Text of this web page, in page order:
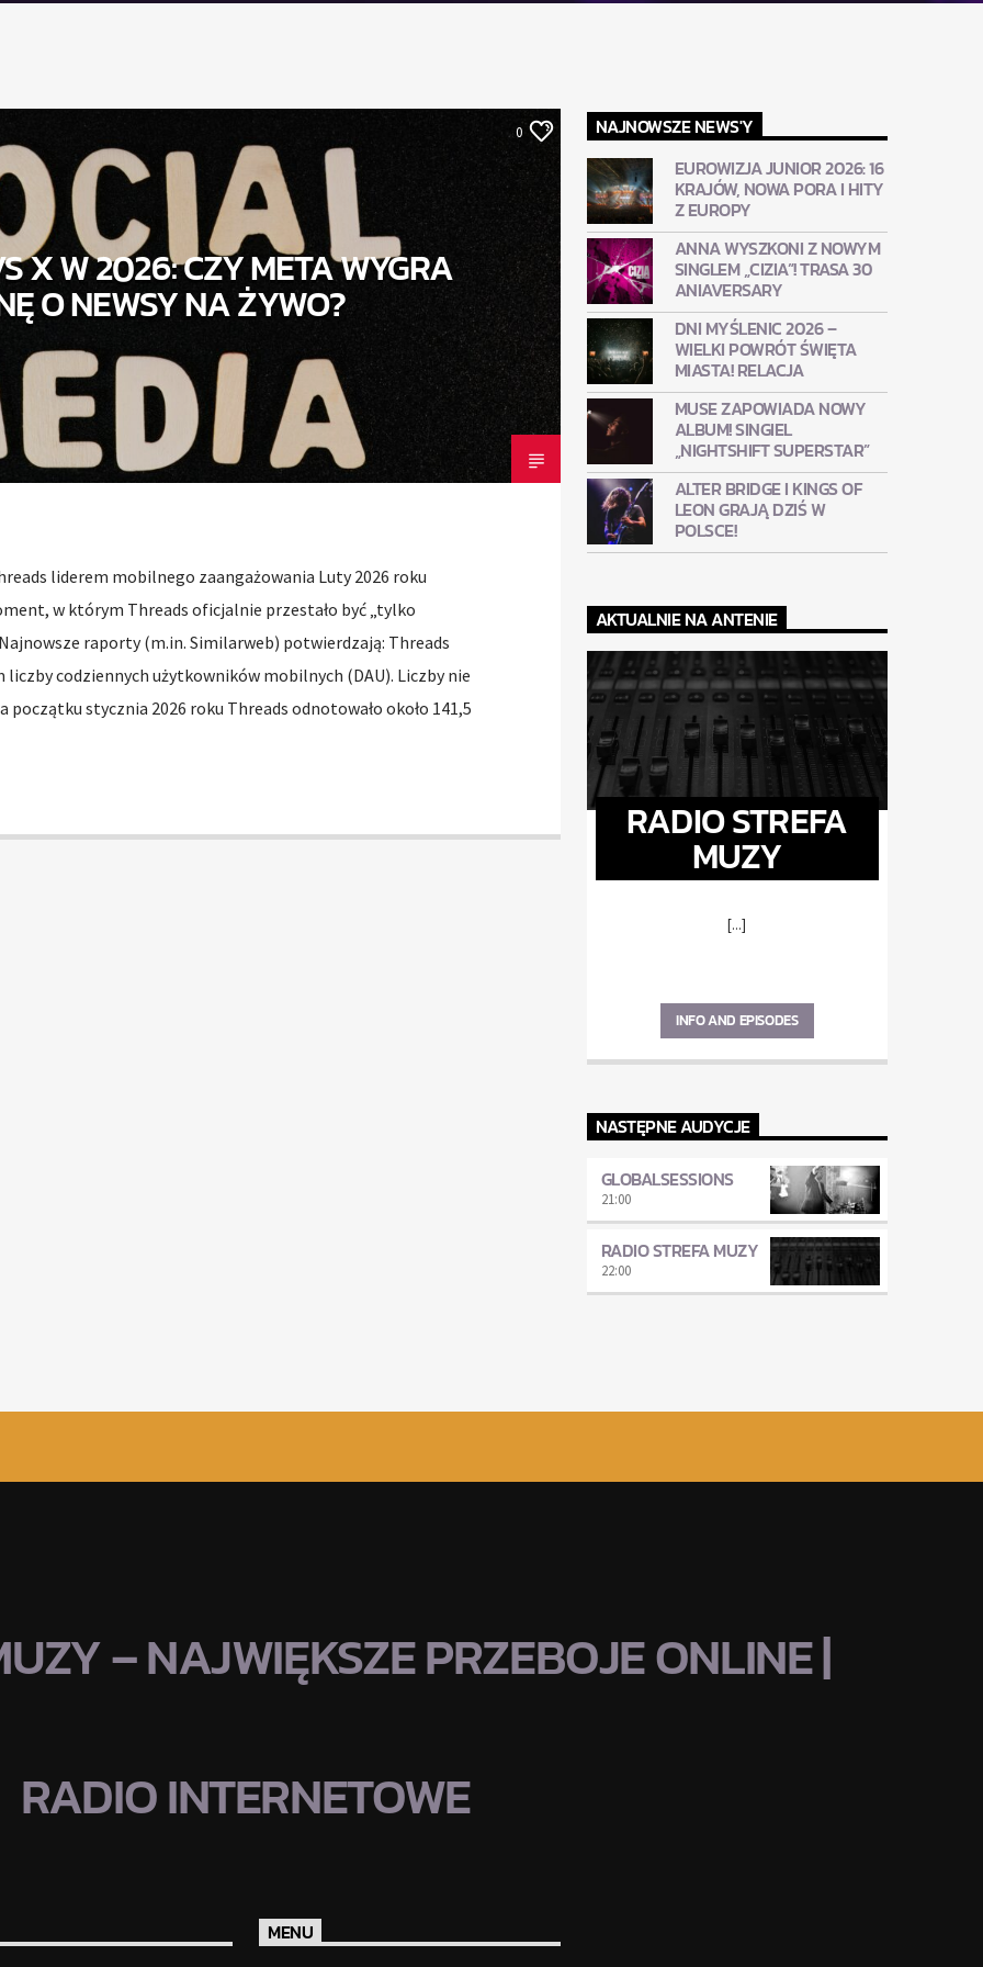
0
X W 2026: CZY META WYGRA
O NEWSY NA ŻYWO?
liderem mobilnego zaangażowania Luty 2026 roku
w którym Threads oficjalnie przestało być „tylko
raporty (m.in. Similarweb) potwierdzają: Threads
liczby codziennych użytkowników mobilnych (DAU). Liczby nie
początku stycznia 2026 roku Threads odnotowało około 141,5
NAJNOWSZE NEWS'Y
EUROWIZJA JUNIOR 2026: 16
KRAJÓW, NOWA PORA I HITY
Z EUROPY
ANNA WYSZKONI Z NOWYM
SINGLEM „CIZIA”! TRASA 30
ANIAVERSARY
DNI MYŚLENIC 2026 –
WIELKI POWRÓT ŚWIĘTA
MIASTA! RELACJA
MUSE ZAPOWIADA NOWY
ALBUM! SINGIEL
„NIGHTSHIFT SUPERSTAR”
ALTER BRIDGE I KINGS OF
LEON GRAJĄ DZIŚ W
POLSCE!
AKTUALNIE NA ANTENIE
RADIO STREFA
MUZY
[...]
INFO AND EPISODES
NASTĘPNE AUDYCJE
GLOBALSESSIONS
21:00
RADIO STREFA MUZY
22:00
– NAJWIĘKSZE PRZEBOJE ONLINE |
RADIO INTERNETOWE
MENU